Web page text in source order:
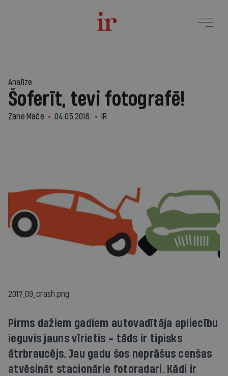
Analīze
Šoferīt, tevi fotografē!
Zane Mače 04.05.2016. IR
2017_09_crash.png
Pirms dažiem gadiem autovadītāja apliecību
ieguvis jauns vīrietis - tāds ir tipisks
ātrbraucējs. Jau gadu šos neprāšus cenšas
atvēsināt stacionārie fotoradari. Kādi ir